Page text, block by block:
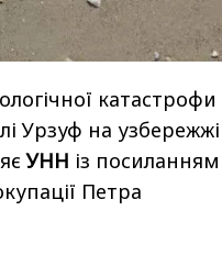
катастрофи
Урзуф на узбережжі
УНН із посиланням
Петра